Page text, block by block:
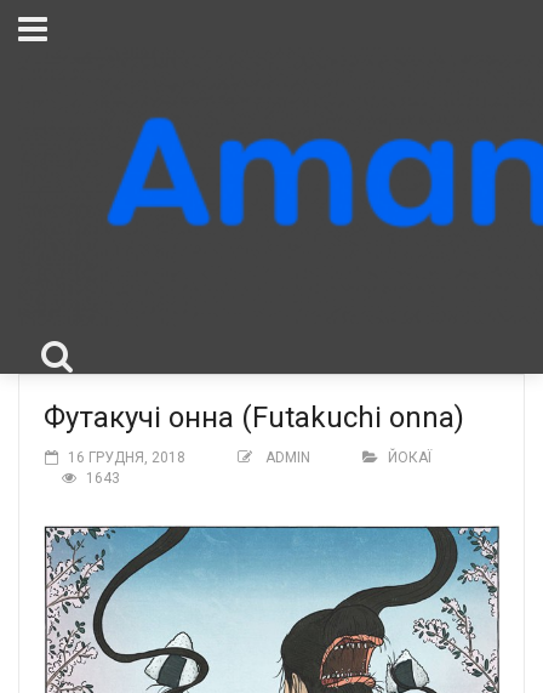
Футакучі онна (Futakuchi onna)
16 ГРУДНЯ, 2018 ADMIN
ЙОКАЇ
1643